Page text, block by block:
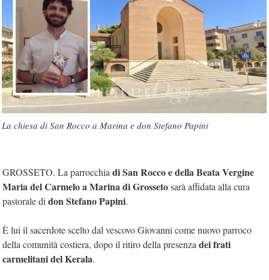
La chiesa di San Rocco a Marina e don Stefano Papini
GROSSETO. La parrocchia di San Rocco e della Beata Vergine
Maria del Carmelo a Marina di Grossetosarà affidata alla cura
pastorale di don Stefano Papini.
È lui il sacerdote scelto dal vescovo Giovanni come nuovo parroco
della comunità costiera, dopo il ritiro della presenza dei frati
carmelitani del Kerala.